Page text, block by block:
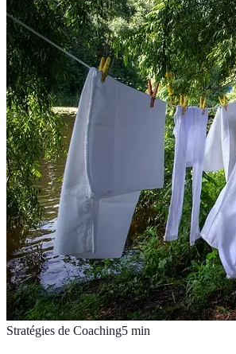
Stratégies de Coaching5 min